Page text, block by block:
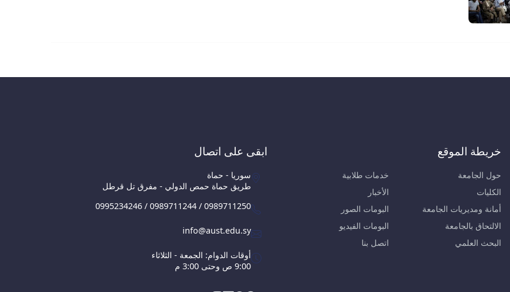
خريطة الموقع
حول الجامعة
الكليات
أمانة ومديريات الجامعة
الالتحاق بالجامعة
البحث العلمي
خدمات طلابية
الأخبار
البومات الصور
البومات الفيديو
اتصل بنا
ابقى على اتصال
سوريا - حماة
طريق حماة حمص الدولي - مفرق تل قرطل
0995234246 / 0989711244 / 0989711250
info@aust.edu.sy
أوقات الدوام: الجمعة - الثلاثاء
9:00 ص وحتى 3:00 م